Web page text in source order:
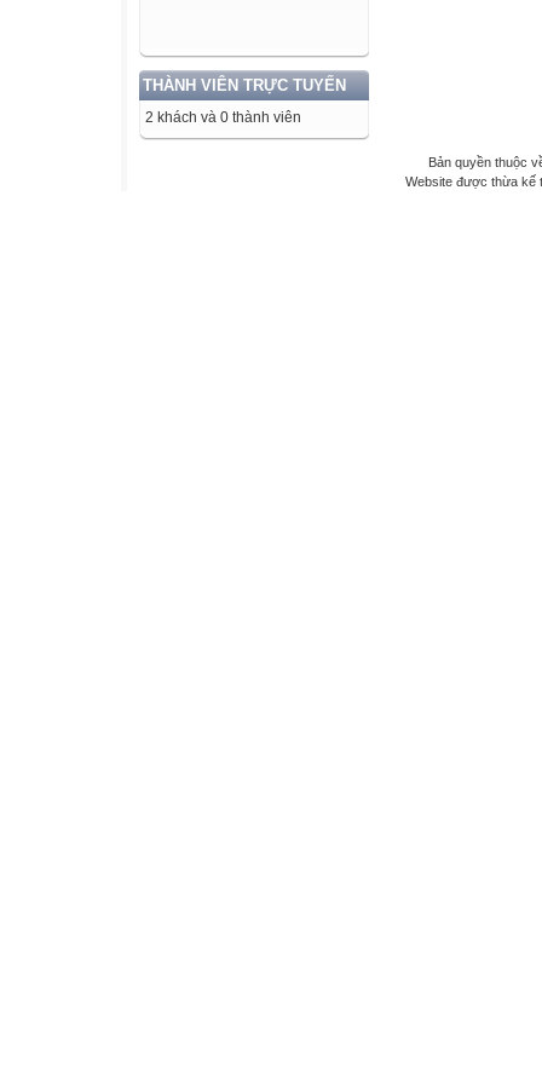
THÀNH VIÊN TRỰC TUYẾN
2 khách và 0 thành viên
Bản quyền thuộc
Website được thừa kế